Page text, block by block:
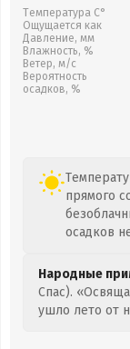
Температура С°
Ощущается как
Давление, мм
Влажность, %
Ветер, м/с
Вероятность
осадков, %
прямого
осадков
Народные
Спас).
ушло лето от